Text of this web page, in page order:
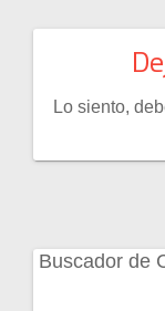
Lo siento,
Buscador de